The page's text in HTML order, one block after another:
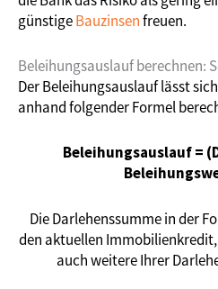
günstigeBauzinsenfreuen.
Beleihungsauslauf berechnen:
Der Beleihungsauslauf lässt
anhand folgender Formel
Beleihungsauslauf =
Die Darlehenssumme in der
den aktuellen
auch weitere Ihrer